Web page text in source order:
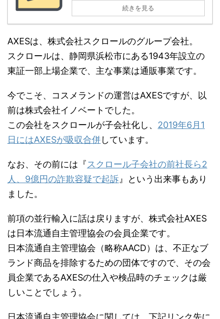
続きを見る
AXESは、株式会社スクロールのグループ会社。
スクロールは、静岡県浜松市にある1943年設立の
東証一部上場企業で、主な事業は通販事業です。
今でこそ、コスメランドの運営はAXESですが、以
前は株式会社イノベートでした。
この会社をスクロールが子会社化し、 2019年6月1
日にはAXESが吸収合併しています。
なお、その前には『 スクロール子会社の前社長ら2
人、9億円の詐欺容疑で起訴 』という出来事もあり
ました。
前項の並行輸入に話は戻りますが、株式会社AXES
は日本流通自主管理協会の会員企業です。
日本流通自主管理協会（略称AACD）は、不正なブ
ランド商品を排除するための団体ですので、その会
員企業であるAXESの仕入や検品時のチェックは厳
しいことでしょう。
日本流通自主管理協会に関しては、下記リンク先に